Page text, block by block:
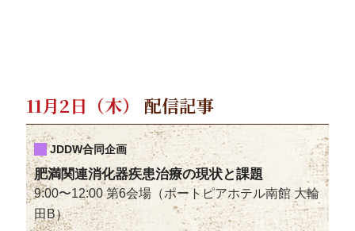
11月2日（木） 配信記事
JDDW合同企画
肥満関連消化器疾患治療の現状と課題
9:00〜12:00 第6会場（ポートピアホテル南館 大輪
田B）